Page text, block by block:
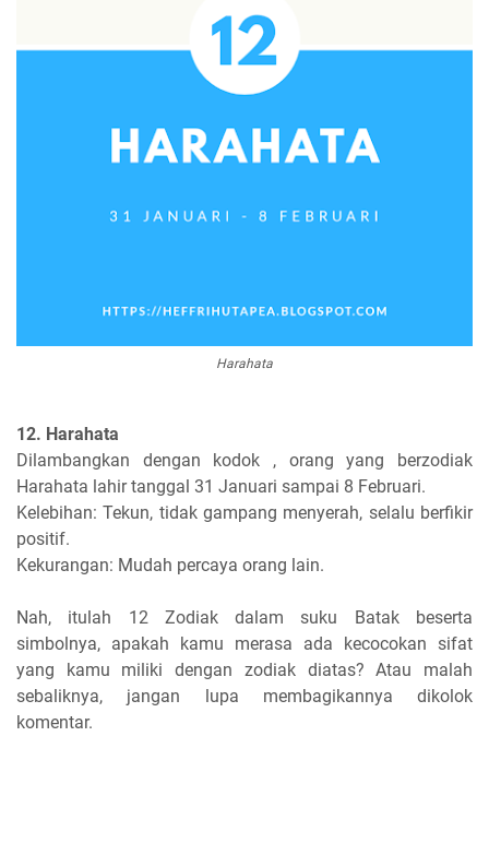
Harahata
12. Harahata
Dilambangkan dengan kodok , orang yang berzodiak
Harahata lahir tanggal 31 Januari sampai 8 Februari.
Kelebihan: Tekun, tidak gampang menyerah, selalu berfikir
positif.
Kekurangan: Mudah percaya orang lain.
Nah, itulah 12 Zodiak dalam suku Batak beserta
simbolnya, apakah kamu merasa ada kecocokan sifat
yang kamu miliki dengan zodiak diatas? Atau malah
sebaliknya, jangan lupa membagikannya dikolok
komentar.